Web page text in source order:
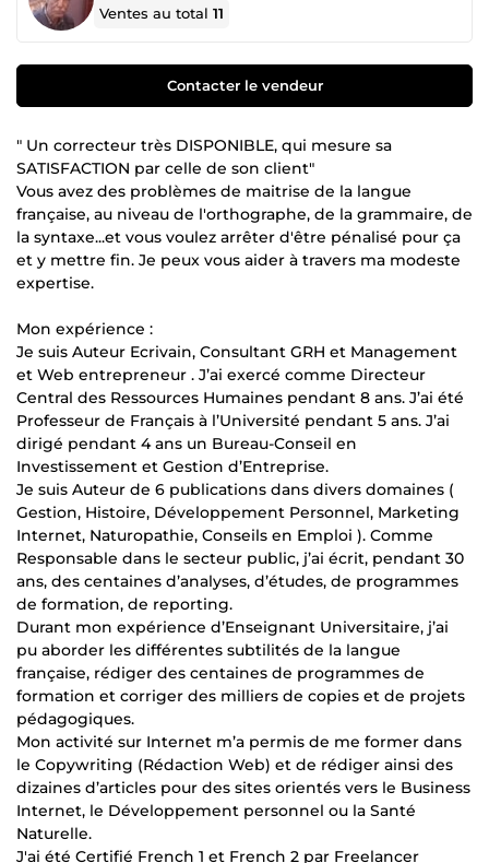
Ventes au total11
Contacter le vendeur
" Un correcteur très DISPONIBLE, qui mesure sa
SATISFACTION par celle de son client"
Vous avez des problèmes de maitrise de la langue
française, au niveau de l'orthographe, de la grammaire, de
la syntaxe...et vous voulez arrêter d'être pénalisé pour ça
et y mettre fin. Je peux vous aider à travers ma modeste
expertise.
Mon expérience :
Je suis Auteur Ecrivain, Consultant GRH et Management
et Web entrepreneur . J’ai exercé comme Directeur
Central des Ressources Humaines pendant 8 ans. J’ai été
Professeur de Français à l’Université pendant 5 ans. J’ai
dirigé pendant 4 ans un Bureau-Conseil en
Investissement et Gestion d’Entreprise.
Je suis Auteur de 6 publications dans divers domaines (
Gestion, Histoire, Développement Personnel, Marketing
Internet, Naturopathie, Conseils en Emploi ). Comme
Responsable dans le secteur public, j’ai écrit, pendant 30
ans, des centaines d’analyses, d’études, de programmes
de formation, de reporting.
Durant mon expérience d’Enseignant Universitaire, j’ai
pu aborder les différentes subtilités de la langue
française, rédiger des centaines de programmes de
formation et corriger des milliers de copies et de projets
pédagogiques.
Mon activité sur Internet m’a permis de me former dans
le Copywriting (Rédaction Web) et de rédiger ainsi des
dizaines d’articles pour des sites orientés vers le Business
Internet, le Développement personnel ou la Santé
Naturelle.
J'ai été Certifié French 1 et French 2 par Freelancer